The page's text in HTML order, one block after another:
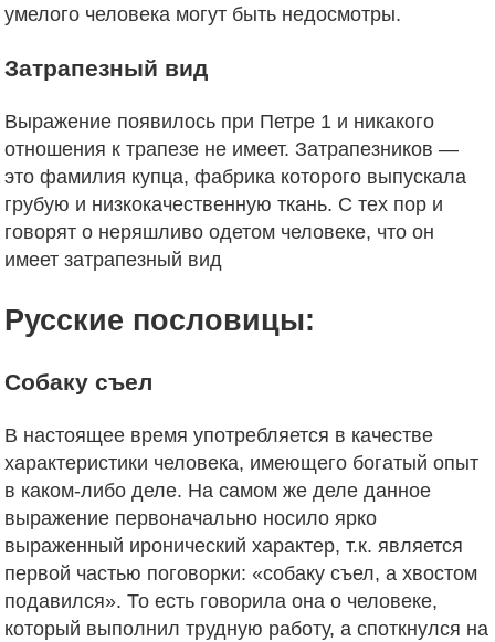
умелого человека могут быть недосмотры.
Затрапезный вид
Выражение появилось при Петре 1 и никакого
отношения к трапезе не имеет. Затрапезников —
это фамилия купца, фабрика которого выпускала
грубую и низкокачественную ткань. С тех пор и
говорят о неряшливо одетом человеке, что он
имеет затрапезный вид
Русские пословицы:
Собаку съел
В настоящее время употребляется в качестве
характеристики человека, имеющего богатый опыт
в каком-либо деле. На самом же деле данное
выражение первоначально носило ярко
выраженный иронический характер, т.к. является
первой частью поговорки: «собаку съел, а хвостом
подавился». То есть говорила она о человеке,
который выполнил трудную работу, а споткнулся на